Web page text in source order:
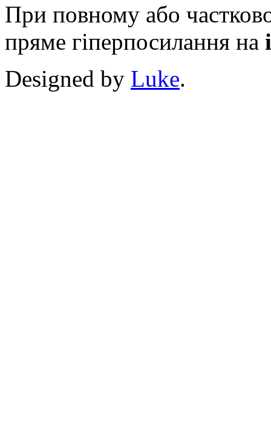
При повному або
пряме гіперпосилання на
Designed by Luke.